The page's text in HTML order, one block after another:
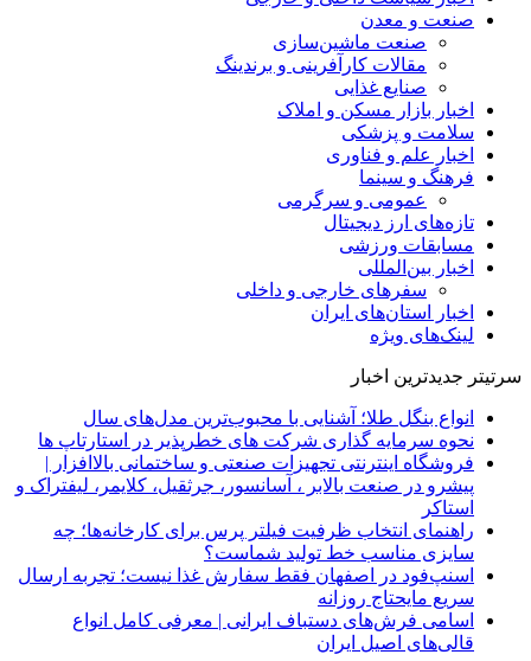
صنعت و معدن
صنعت ماشین‌سازی
مقالات کارآفرینی و برندینگ
صنایع غذایی
اخبار بازار مسکن و املاک
سلامت و پزشکی
اخبار علم و فناوری
فرهنگ و سینما
عمومی و سرگرمی
تازه‌های ارز دیجیتال
مسابقات ورزشی
اخبار بین‌المللی
سفرهای خارجی و داخلی
اخبار استان‌های ایران
لینک‌های ویژه
سرتیتر جدیدترین اخبار
انواع بنگل طلا؛ آشنایی با محبوب‌ترین مدل‌های سال
نحوه سرمایه‌ گذاری شرکت‌ های خطرپذیر در استارتاپ ها
فروشگاه اینترنتی تجهیزات صنعتی و ساختمانی بالاافزار |
پیشرو در صنعت بالابر ، آسانسور، جرثقیل، کلایمر، لیفتراک و
استاکر
راهنمای انتخاب ظرفیت فیلتر پرس برای کارخانه‌ها؛ چه
سایزی مناسب خط تولید شماست؟
اسنپ‌فود در اصفهان فقط سفارش غذا نیست؛ تجربه ارسال
سریع مایحتاج روزانه
اسامی فرش‌های دستباف ایرانی | معرفی کامل انواع
قالی‌های اصیل ایران